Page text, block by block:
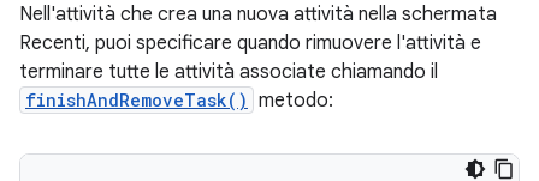
Nell'attività che crea una nuova attività nella schermata
Recenti, puoi specificare quando rimuovere l'attività e
terminare tutte le attività associate chiamando il
finishAndRemoveTask() metodo: